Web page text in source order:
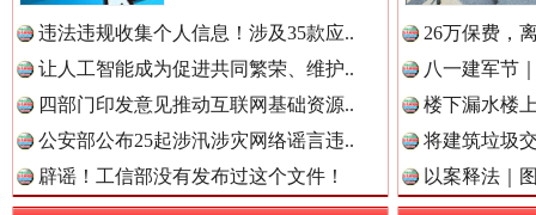
中国企业新闻网.
中国农业新闻网.
违法违规收集个人信息！涉及35款应..
让人工智能成为促进共同繁荣、维护..
四部门印发意见推动互联网基础资源..
公安部公布25起涉汛涉灾网络谣言违..
辟谣！工信部没有发布过这个文件！
26万保费，
八一建军节
楼下漏水楼
将建筑垃圾
以案释法｜